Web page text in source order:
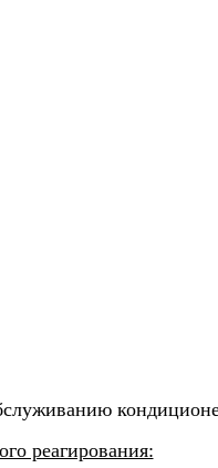
реагирования: